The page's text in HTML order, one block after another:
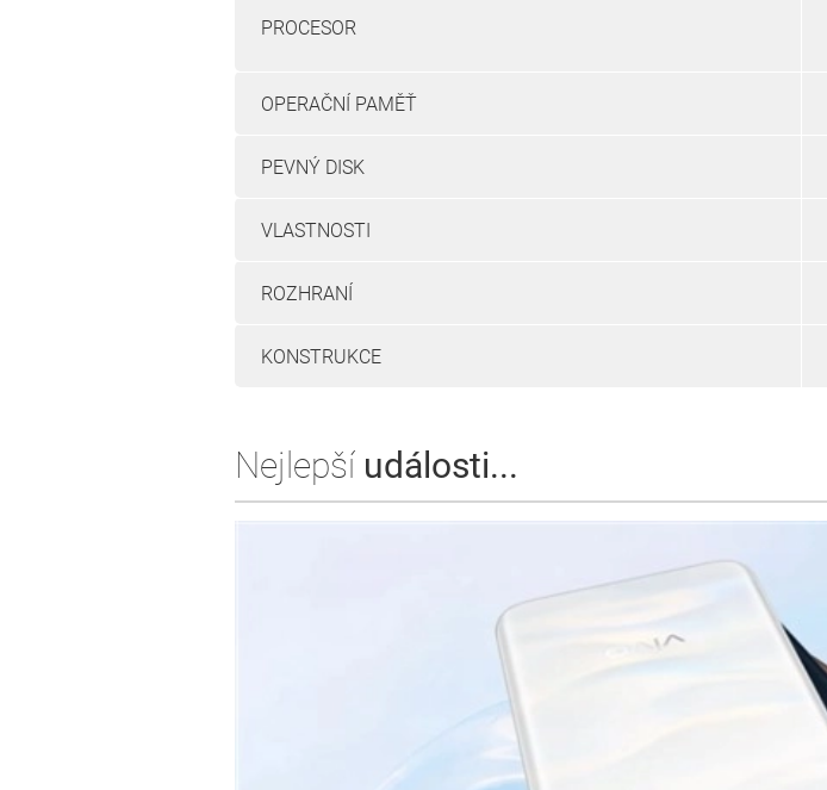
PROCESOR
OPERAČNÍ PAMĚŤ
PEVNÝ DISK
VLASTNOSTI
ROZHRANÍ
KONSTRUKCE
Nejlepší události...